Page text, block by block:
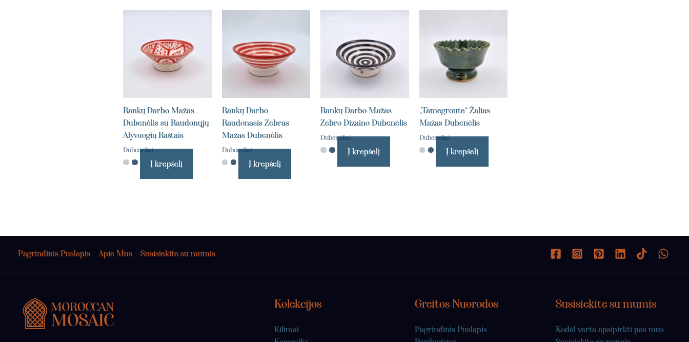
Rankų Darbo Mažas
Dubenėlis su Raudonųjų
Alyvuogių Raštais
Dubenėliai
Į krepšelį
Rankų Darbo
Raudonasis Zebras
Mažas Dubenėlis
Dubenėliai
Į krepšelį
Rankų Darbo Mažas
Zebro Dizaino Dubenėlis
Dubenėliai
Į krepšelį
„Tamegroute“ Žalias
Mažas Dubenėlis
Dubenėliai
Į krepšelį
Pagrindinis Puslapis Apie Mus Susisiekite su mumis
Kolekcijos
Kilimai
Greitos Nuorodos
Pagrindinis Puslapis
Susisiekite su mumis
Kodėl verta apsipirkti pas mus